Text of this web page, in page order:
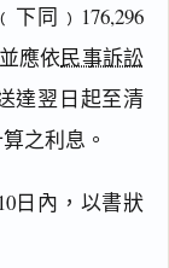
同﹚176,296
應依民事訴訟
達翌日起至清
之利息。
日內，以書狀
主
文
理